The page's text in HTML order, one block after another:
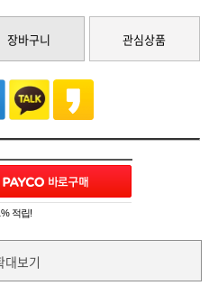
장바구니 관심상품
적립!
대보기